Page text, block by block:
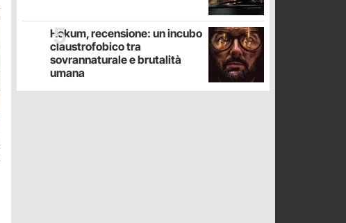
Hokum, recensione: un incubo
claustrofobico tra
sovrannaturale e brutalità
umana